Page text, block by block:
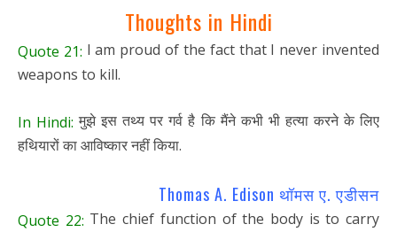
Thoughts in Hindi
Quote 21: I am proud of the fact that I never invented
weapons to kill.
In Hindi: मुझे इस तथ्य पर गर्व है कि मैंने कभी भी हत्या करने के लिए
हथियारों का आविष्कार नहीं किया.
Thomas A. Edison थॉमस ए. एडीसन
Quote 22: The chief function of the body is to carry